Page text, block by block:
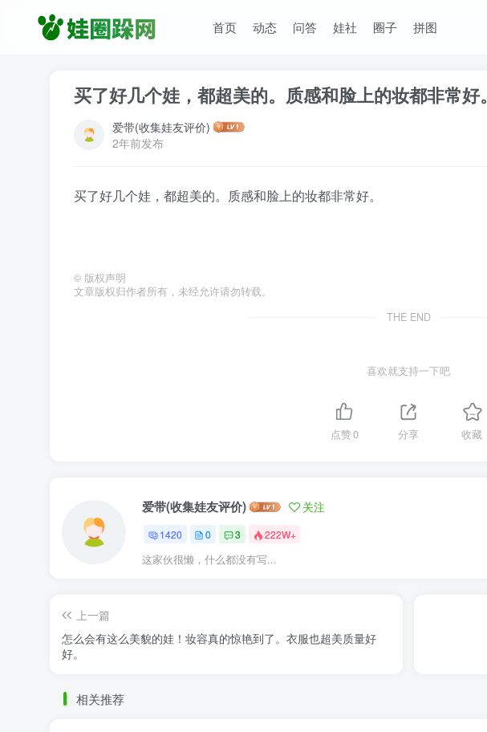
首页 动态 问答 娃社 圈子 拼图
买了好几个娃，都超美的。质感和脸上的妆都非常好。
爱带(收集娃友评价)
2年前发布
买了好几个娃，都超美的。质感和脸上的妆都非常好。
© 版权声明
文章版权归作者所有，未经允许请勿转载。
THE END
喜欢就支持一下吧
点赞0 分享 收藏
爱带(收集娃友评价) 关注
1420 0 3 222W+
这家伙很懒，什么都没有写...
上一篇
怎么会有这么美貌的娃！妆容真的惊艳到了。衣服也超美质量好
好。
相关推荐